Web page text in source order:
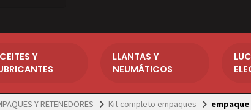
Y
LLANTAS Y
NEUMÁTICOS
Y RETENEDORES Kit completo empaques